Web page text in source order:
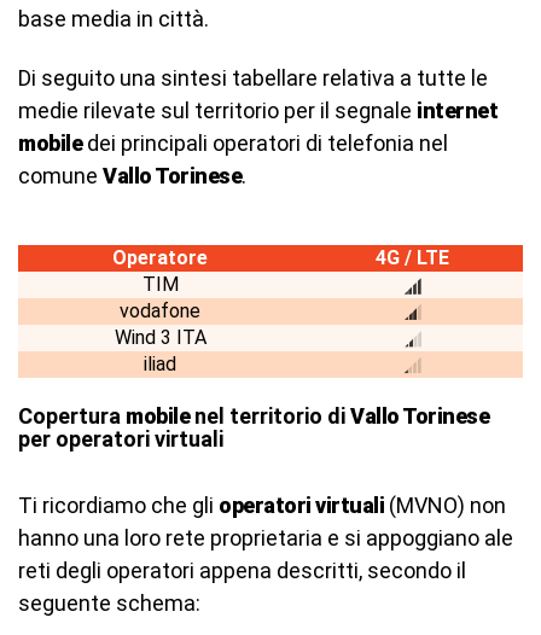
base media in città.
Di seguito una sintesi tabellare relativa a tutte le
medie rilevate sul territorio per il segnale internet
mobiledei principali operatori di telefonia nel
comune Vallo Torinese.
Operatore
4G / LTE
TIM
vodafone
Wind 3 ITA
iliad
Copertura mobilenel territorio diVallo Torinese
per operatori virtuali
Ti ricordiamo che gli operatori virtuali (MVNO) non
hanno una loro rete proprietaria e si appoggiano ale
reti degli operatori appena descritti, secondo il
seguente schema: